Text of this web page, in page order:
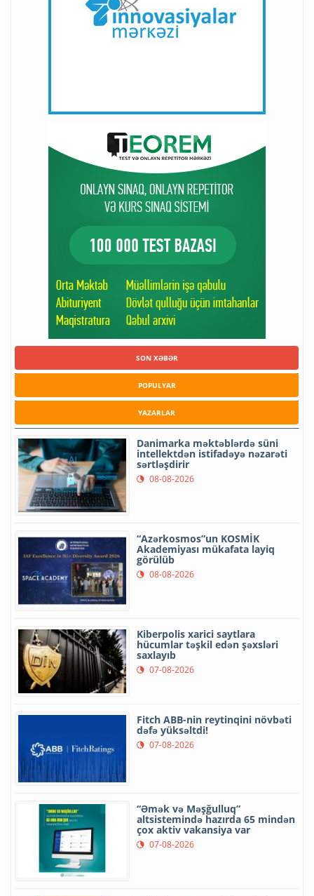
SON XƏBƏR
POPULYAR
YAZARLAR
Danimarka məktəblərdə süni
intellektdən istifadəyə nəzarəti
sərtləşdirir
08-08-2026
“Azərkosmos”un KOSMİK
Akademiyası mükafata layiq
görülüb
08-08-2026
Kiberpolis xarici saytlara
hücumlar təşkil edən şəxsləri
saxlayıb
07-08-2026
Fitch ABB-nin reytinqini növbəti
dəfə yüksəltdi!
07-08-2026
“Əmək və Məşğulluq”
altsistemində hazırda 65 mindən
çox aktiv vakansiya var
07-08-2026